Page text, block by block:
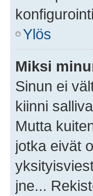
Ylös
Miksi
Sinun ei
kiinni
Mutta
jotka eivät
jne...